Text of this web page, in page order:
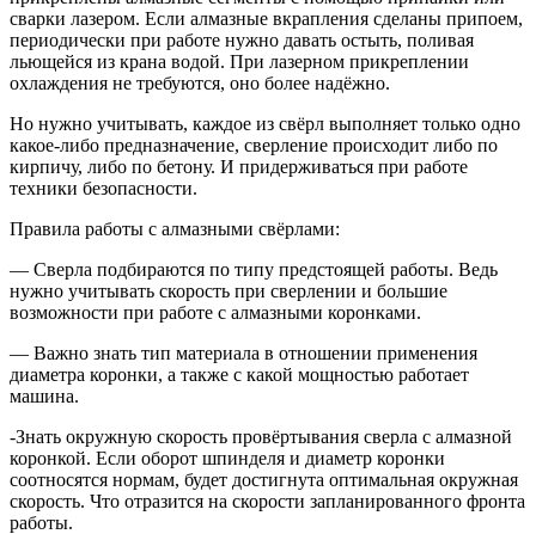
сварки лазером. Если алмазные вкрапления сделаны припоем,
периодически при работе нужно давать остыть, поливая
льющейся из крана водой. При лазерном прикреплении
охлаждения не требуются, оно более надёжно.
Но нужно учитывать, каждое из свёрл выполняет только одно
какое-либо предназначение, сверление происходит либо по
кирпичу, либо по бетону. И придерживаться при работе
техники безопасности.
Правила работы с алмазными свёрлами:
— Сверла подбираются по типу предстоящей работы. Ведь
нужно учитывать скорость при сверлении и большие
возможности при работе с алмазными коронками.
— Важно знать тип материала в отношении применения
диаметра коронки, а также с какой мощностью работает
машина.
-Знать окружную скорость провёртывания сверла с алмазной
коронкой. Если оборот шпинделя и диаметр коронки
соотносятся нормам, будет достигнута оптимальная окружная
скорость. Что отразится на скорости запланированного фронта
работы.